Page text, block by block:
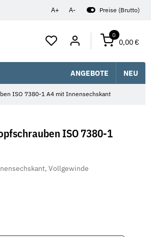
A+ A- Preise (Brutto)
0
0,00 €
ANGEBOTE NEU
ISO 7380-1 A4 mit Innensechskant
ISO 7380-1
Vollgewinde